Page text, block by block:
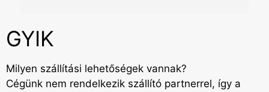
GYIK
Milyen szállítási lehetőségek vannak?
Cégünk nem rendelkezik szállító partnerrel, így a